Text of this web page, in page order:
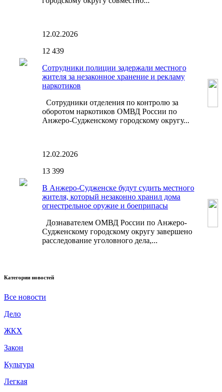
12.02.2026
12 439
Сотрудники полиции задержали местного
жителя за незаконное хранение и рекламу
наркотиков
Сотрудники отделения по контролю за
оборотом наркотиков ОМВД России по
Анжеро-Судженскому городскому округу...
12.02.2026
13 399
В Анжеро-Судженске будут судить местного
жителя, который незаконно хранил дома
огнестрельное оружие и боеприпасы
Дознавателем ОМВД России по Анжеро-
Судженскому городскому округу завершено
расследование уголовного дела,...
Категории новостей
Все новости
Дело
ЖКХ
Закон
Культура
Легкая